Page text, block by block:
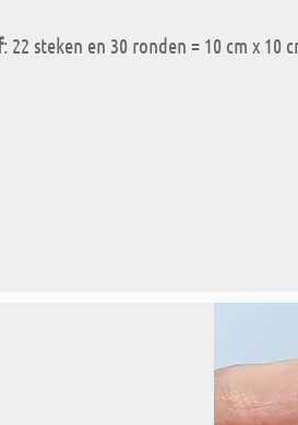
: 22 steken en 30 ronden = 10 cm x 10